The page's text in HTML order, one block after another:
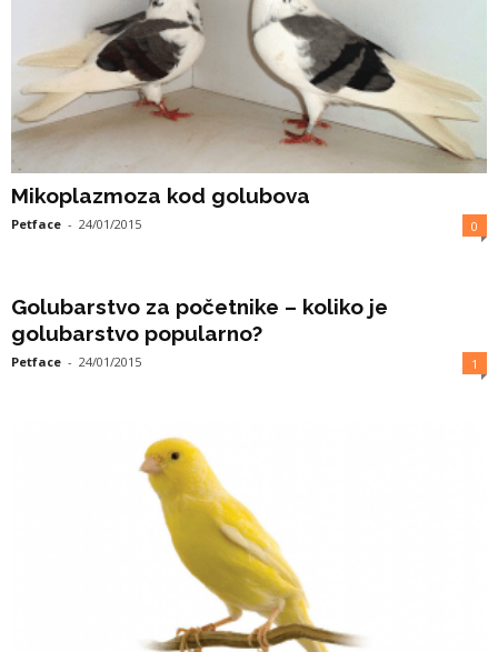
Mikoplazmoza kod golubova
Petface - 24/01/2015 0
Golubarstvo za početnike – koliko je
golubarstvo popularno?
Petface - 24/01/2015 1